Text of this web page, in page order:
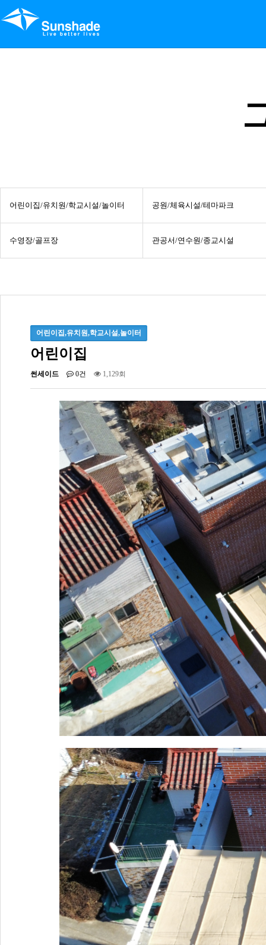
어린이집/유치원/학교시설/놀이터 공원/체육시설/테마파크
수영장/골프장 관공서/연수원/종교시설
어린이집,유치원,학교시설,놀이터
어린이집
썬세이드 0건 1,129회